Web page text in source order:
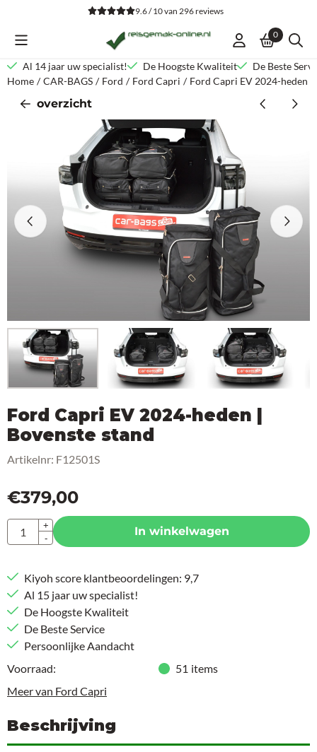
Cookievoorkeuren zijn beschikbaar. Kies instellingen of sta alle
9.6 / 10van296reviews
0
Al 14 jaar uw specialist! De Hoogste Kwaliteit
De Beste
Home / CAR-BAGS / Ford / Ford Capri / Ford Capri EV 2024-heden |
overzicht
Ford Capri EV 2024-heden |
Bovenste stand
Artikelnr: F12501S
€379,00
Aantal
+
-
In winkelwagen
Kiyoh score klantbeoordelingen: 9,7
Al 15 jaar uw specialist!
De Hoogste Kwaliteit
De Beste Service
Persoonlijke Aandacht
Voorraad:
51 items
Meer van Ford Capri
Beschrijving